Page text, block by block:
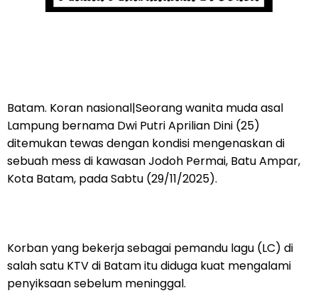
Batam. Koran nasional|Seorang wanita muda asal
Lampung bernama Dwi Putri Aprilian Dini (25)
ditemukan tewas dengan kondisi mengenaskan di
sebuah mess di kawasan Jodoh Permai, Batu Ampar,
Kota Batam, pada Sabtu (29/11/2025).
Korban yang bekerja sebagai pemandu lagu (LC) di
salah satu KTV di Batam itu diduga kuat mengalami
penyiksaan sebelum meninggal.